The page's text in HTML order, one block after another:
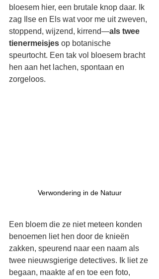
bloesem hier, een brutale knop daar. Ik
zag Ilse en Els wat voor me uit zweven,
stoppend, wijzend, kirrend—als twee
tienermeisjes op botanische
speurtocht. Een tak vol bloesem bracht
hen aan het lachen, spontaan en
zorgeloos.
Verwondering in de Natuur
Een bloem die ze niet meteen konden
benoemen liet hen door de knieën
zakken, speurend naar een naam als
twee nieuwsgierige detectives. Ik liet ze
begaan, maakte af en toe een foto,